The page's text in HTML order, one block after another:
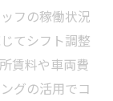
成功パター
立を目指
フの稼働状況
てシフト調整
賃料や車両費
グの活用でコ